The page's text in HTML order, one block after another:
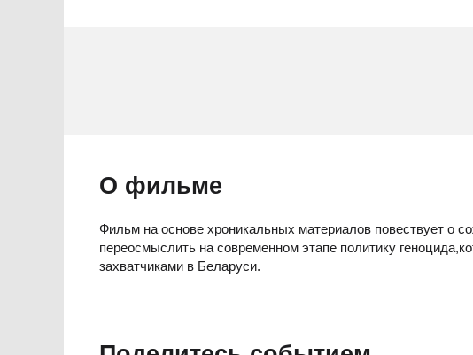
О фильме
Фильм на основе хроникальных материалов повествует о
переосмыслить на современном этапе политику
захватчиками в Беларуси.